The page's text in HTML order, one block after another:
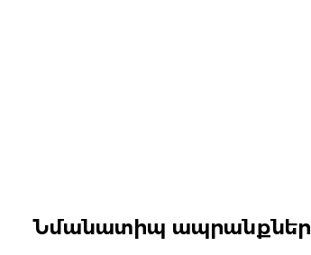
Նմանատիպ ապրանքներ